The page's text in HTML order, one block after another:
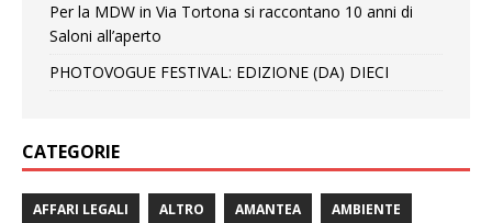
Per la MDW in Via Tortona si raccontano 10 anni di
Saloni all’aperto
PHOTOVOGUE FESTIVAL: EDIZIONE (DA) DIECI
CATEGORIE
AFFARI LEGALI ALTRO AMANTEA AMBIENTE